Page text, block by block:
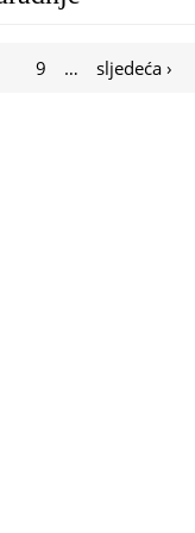
9 … sljedeća ›